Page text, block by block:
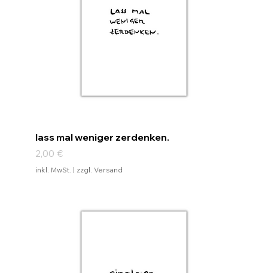
lass mal weniger zerdenken.
Preis
2,00 €
inkl. MwSt. | zzgl. Versand